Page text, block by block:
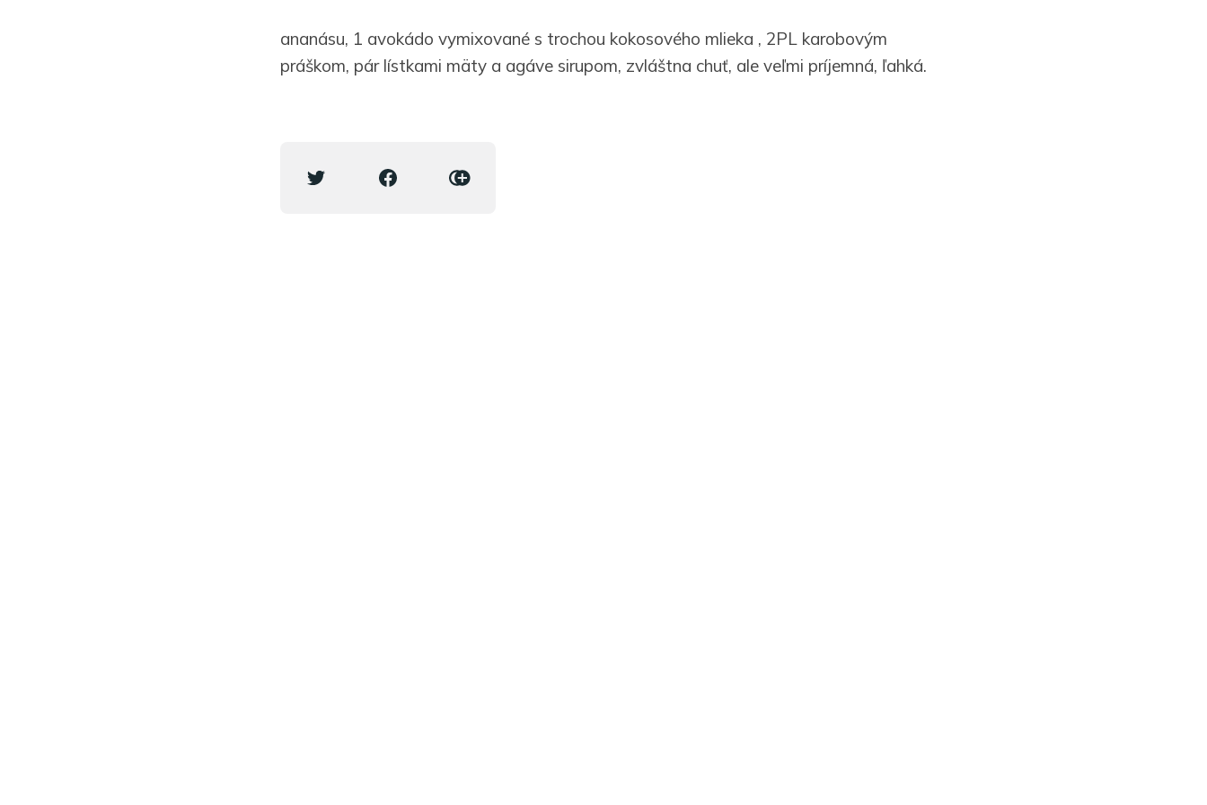
ananásu, 1 avokádo vymixované s trochou kokosového mlieka , 2PL karobovým
práškom, pár lístkami mäty a agáve sirupom, zvláštna chuť, ale veľmi príjemná, ľahká.